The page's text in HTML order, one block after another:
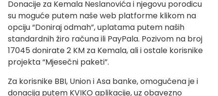
Donacije za Kemala Neslanovića i njegovu porodicu
su moguće putem naše web platforme klikom na
opciju “Doniraj odmah”, uplatama putem naših
standardnih žiro računa ili PayPala. Pozivom na broj
17045 donirate 2 KM za Kemala, ali i ostale korisnike
projekta “Mjesečni paketi”.
Za korisnike BBI, Union i Asa banke, omogućena je i
donacija putem KVIKO aplikacije, uz obavezno